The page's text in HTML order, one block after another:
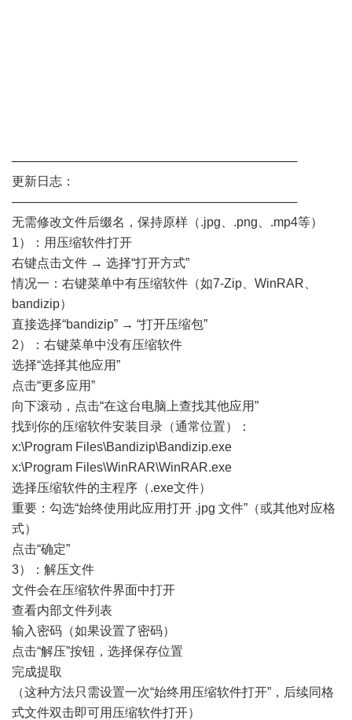
─────────────────────────────────
更新日志：
─────────────────────────────────
无需修改文件后缀名，保持原样（.jpg、.png、.mp4等）
1）：用压缩软件打开
右键点击文件 → 选择“打开方式”
情况一：右键菜单中有压缩软件（如7-Zip、WinRAR、
bandizip）
直接选择“bandizip” → “打开压缩包”
2）：右键菜单中没有压缩软件
选择“选择其他应用”
点击“更多应用”
向下滚动，点击“在这台电脑上查找其他应用”
找到你的压缩软件安装目录（通常位置）：
x:\Program Files\Bandizip\Bandizip.exe
x:\Program Files\WinRAR\WinRAR.exe
选择压缩软件的主程序（.exe文件）
重要：勾选“始终使用此应用打开 .jpg 文件”（或其他对应格
式）
点击“确定”
3）：解压文件
文件会在压缩软件界面中打开
查看内部文件列表
输入密码（如果设置了密码）
点击“解压”按钮，选择保存位置
完成提取
（这种方法只需设置一次“始终用压缩软件打开”，后续同格
式文件双击即可用压缩软件打开）